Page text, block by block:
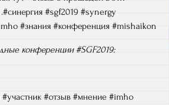
конференции #SGF2019:
#отзыв #мнение #imho